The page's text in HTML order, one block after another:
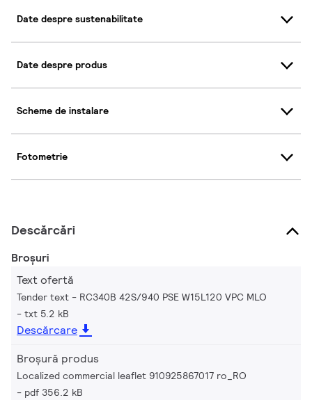
Date despre sustenabilitate
Date despre produs
Scheme de instalare
Fotometrie
Descărcări
Broșuri
Text ofertă
Tender text - RC340B 42S/940 PSE W15L120 VPC MLO
txt 5.2 kB
Descărcare
Broșură produs
Localized commercial leaflet 910925867017 ro_RO
pdf 356.2 kB